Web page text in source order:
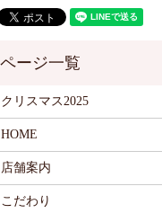
クリスマス2025
HOME
店舗案内
こだわり